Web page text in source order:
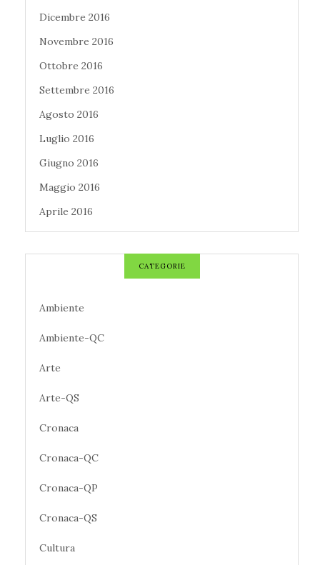
Dicembre 2016
Novembre 2016
Ottobre 2016
Settembre 2016
Agosto 2016
Luglio 2016
Giugno 2016
Maggio 2016
Aprile 2016
CATEGORIE
Ambiente
Ambiente-QC
Arte
Arte-QS
Cronaca
Cronaca-QC
Cronaca-QP
Cronaca-QS
Cultura